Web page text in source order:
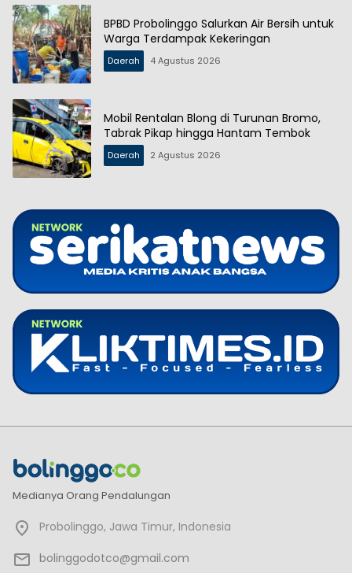
BPBD Probolinggo Salurkan Air Bersih untuk
Warga Terdampak Kekeringan
Daerah 4 Agustus 2026
Mobil Rentalan Blong di Turunan Bromo,
Tabrak Pikap hingga Hantam Tembok
Daerah 2 Agustus 2026
Medianya Orang Pendalungan
Probolinggo, Jawa Timur, Indonesia
bolinggodotco@gmail.com